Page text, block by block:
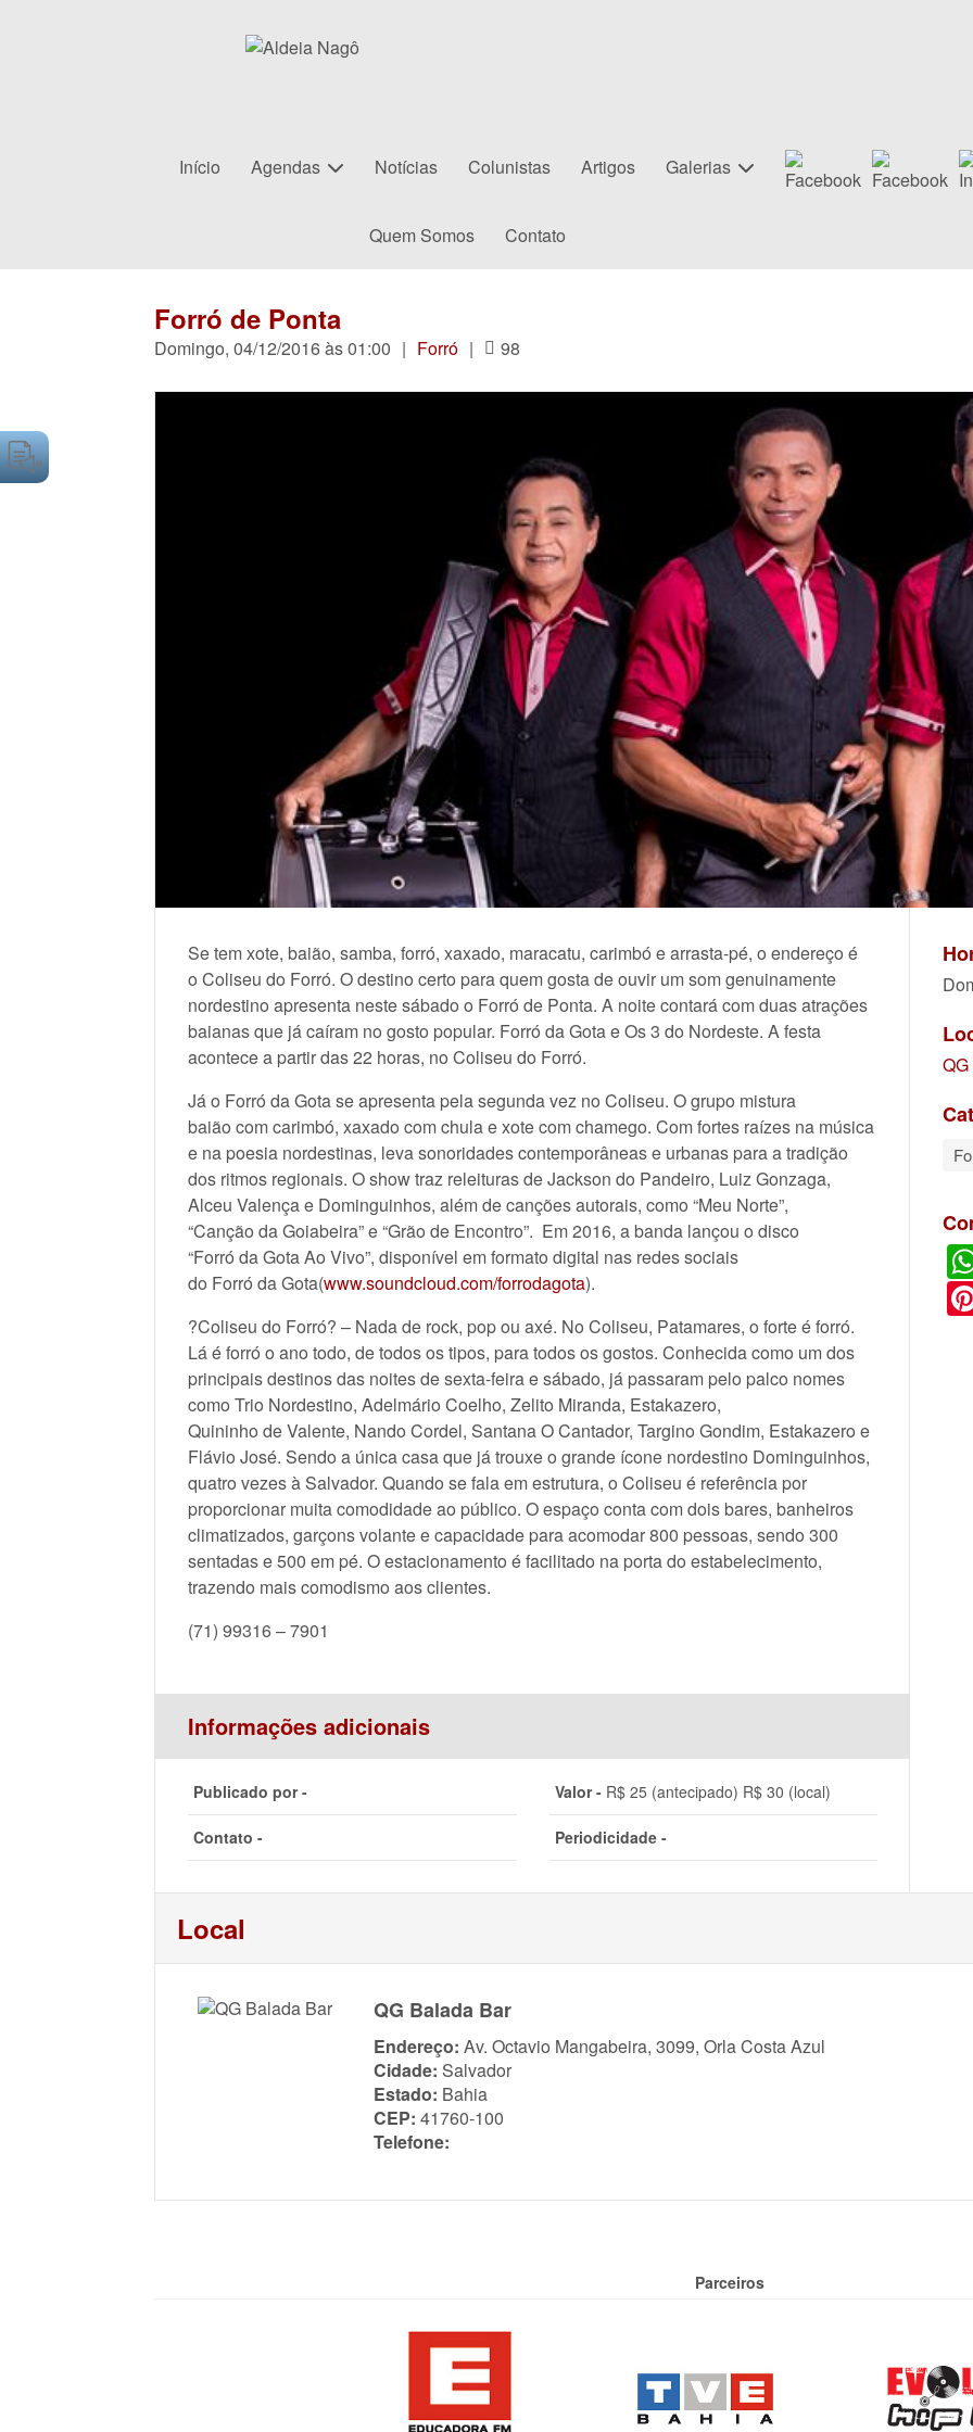
Início Agendas Notícias Colunistas Artigos Galerias
Quem Somos Contato
Forró de Ponta
Domingo, 04/12/2016 às 01:00 | Forró | 98
Se tem xote, baião, samba, forró, xaxado, maracatu, carimbó e arrasta-pé, o endereço é
o Coliseu do Forró. O destino certo para quem gosta de ouvir um som genuinamente
nordestino apresenta neste sábado o Forró de Ponta. A noite contará com duas atrações
baianas que já caíram no gosto popular. Forró da Gota e Os 3 do Nordeste. A festa
acontece a partir das 22 horas, no Coliseu do Forró.
Já o Forró da Gota se apresenta pela segunda vez no Coliseu. O grupo mistura
baião com carimbó, xaxado com chula e xote com chamego. Com fortes raízes na música
e na poesia nordestinas, leva sonoridades contemporâneas e urbanas para a tradição
dos ritmos regionais. O show traz releituras de Jackson do Pandeiro, Luiz Gonzaga,
Alceu Valença e Dominguinhos, além de canções autorais, como “Meu Norte”,
“Canção da Goiabeira” e “Grão de Encontro”. Em 2016, a banda lançou o disco
“Forró da Gota Ao Vivo”, disponível em formato digital nas redes sociais
do Forró da Gota(www.soundcloud.com/forrodagota).
?Coliseu do Forró? – Nada de rock, pop ou axé. No Coliseu, Patamares, o forte é forró.
Lá é forró o ano todo, de todos os tipos, para todos os gostos. Conhecida como um dos
principais destinos das noites de sexta-feira e sábado, já passaram pelo palco nomes
como Trio Nordestino, Adelmário Coelho, Zelito Miranda, Estakazero,
Quininho de Valente, Nando Cordel, Santana O Cantador, Targino Gondim, Estakazero e
Flávio José. Sendo a única casa que já trouxe o grande ícone nordestino Dominguinhos,
quatro vezes à Salvador. Quando se fala em estrutura, o Coliseu é referência por
proporcionar muita comodidade ao público. O espaço conta com dois bares, banheiros
climatizados, garçons volante e capacidade para acomodar 800 pessoas, sendo 300
sentadas e 500 em pé. O estacionamento é facilitado na porta do estabelecimento,
trazendo mais comodismo aos clientes.
(71) 99316 – 7901
Informações adicionais
Publicado por - Valor -R$ 25 (antecipado) R$ 30 (local)
Contato - Periodicidade -
Local
QG Balada Bar
Endereço: Av. Octavio Mangabeira, 3099, Orla Costa Azul
Cidade: Salvador
Estado: Bahia
CEP: 41760-100
Telefone:
Parceiros